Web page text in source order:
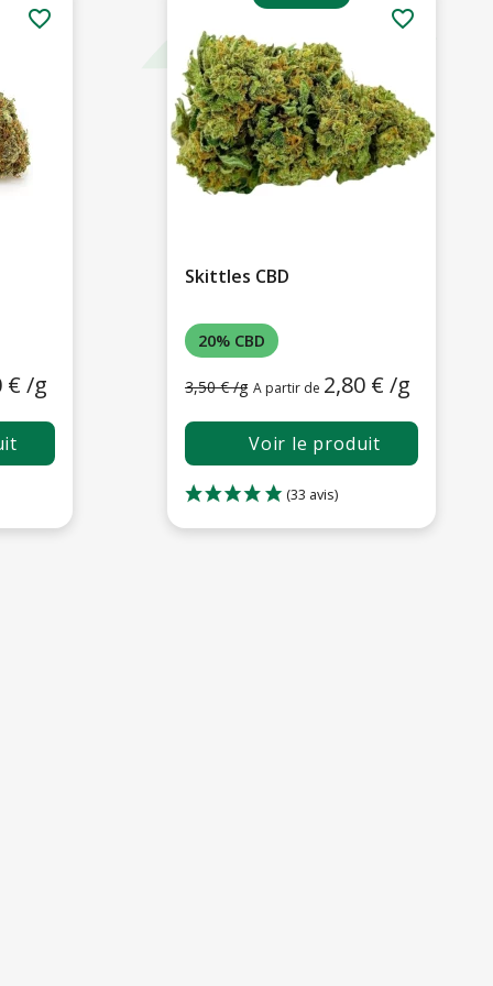
€ /g
favorite_border
Skittles CBD
20% CBD
3,50 € /g A partir de 2,80 € /g
Voir le produit
favorite_border